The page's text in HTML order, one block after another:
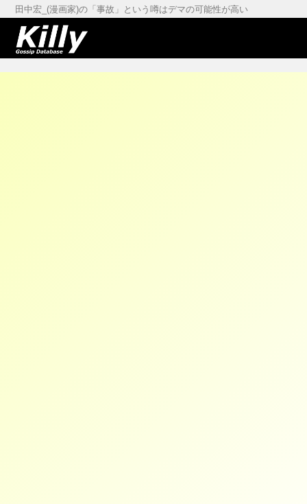
田中宏_(漫画家)の「事故」という噂はデマの可能性が高い